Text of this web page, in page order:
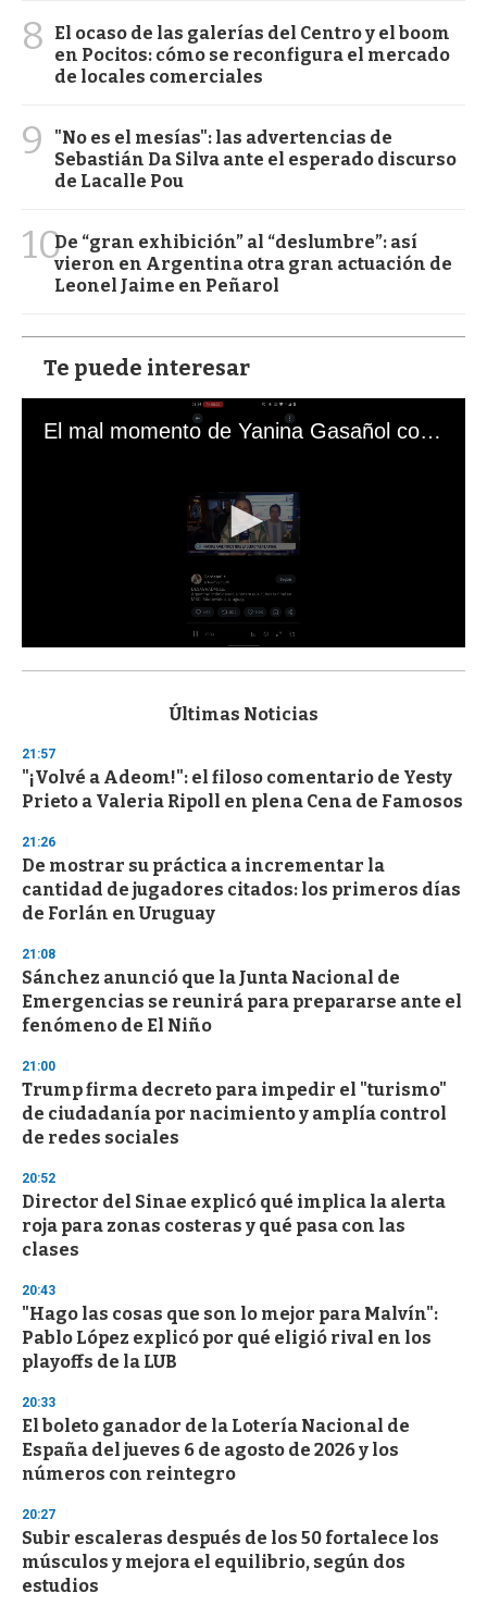
8
El ocaso de las galerías del Centro y el boom
en Pocitos: cómo se reconfigura el mercado
de locales comerciales
9
"No es el mesías": las advertencias de
Sebastián Da Silva ante el esperado discurso
de Lacalle Pou
10De “gran exhibición” al “deslumbre”: así
vieron en Argentina otra gran actuación de
Leonel Jaime en Peñarol
Te puede interesar
El mal momento de Yanina Gasañol con un hincha argentino en "Subrayado"
s
d
s
o
f
3
s
c
o
d
s
Últimas Noticias
21:57
"¡Volvé a Adeom!": el filoso comentario de Yesty
Prieto a Valeria Ripoll en plena Cena de Famosos
21:26
De mostrar su práctica a incrementar la
cantidad de jugadores citados: los primeros días
de Forlán en Uruguay
21:08
Sánchez anunció que la Junta Nacional de
Emergencias se reunirá para prepararse ante el
fenómeno de El Niño
21:00
Trump firma decreto para impedir el "turismo"
de ciudadanía por nacimiento y amplía control
de redes sociales
20:52
Director del Sinae explicó qué implica la alerta
roja para zonas costeras y qué pasa con las
clases
20:43
"Hago las cosas que son lo mejor para Malvín":
Pablo López explicó por qué eligió rival en los
playoffs de la LUB
20:33
El boleto ganador de la Lotería Nacional de
España del jueves 6 de agosto de 2026 y los
números con reintegro
20:27
Subir escaleras después de los 50 fortalece los
músculos y mejora el equilibrio, según dos
estudios